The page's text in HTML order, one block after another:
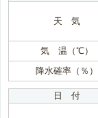
天 気
気 温（℃）
降水確率（％）
日 付